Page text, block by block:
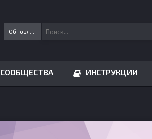
СООБЩЕСТВА ИНСТРУКЦИИ